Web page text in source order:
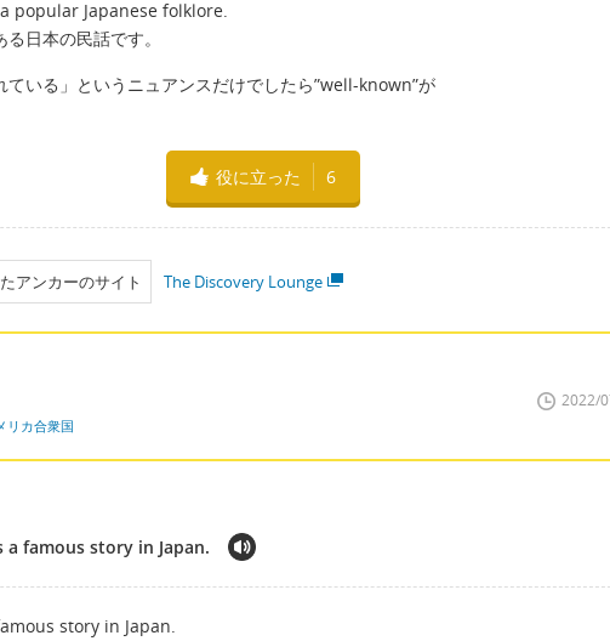
popular Japanese folklore.
日本の民話です。
ている」というニュアンスだけでしたら”well-known”が
役に立った 6
アンカーのサイト The Discovery Lounge
リカ合衆国
2022/
famous story in Japan.
story in Japan.